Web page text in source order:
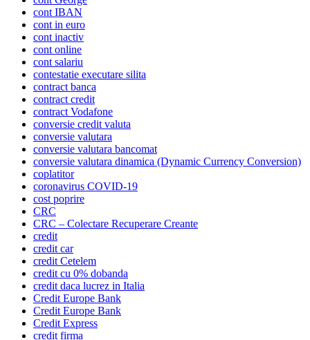
cont IBAN
cont in euro
cont inactiv
cont online
cont salariu
contestatie executare silita
contract banca
contract credit
contract Vodafone
conversie credit valuta
conversie valutara
conversie valutara bancomat
conversie valutara dinamica (Dynamic Currency Conversion)
coplatitor
coronavirus COVID-19
cost poprire
CRC
CRC – Colectare Recuperare Creante
credit
credit car
credit Cetelem
credit cu 0% dobanda
credit daca lucrez in Italia
Credit Europe Bank
Credit Europe Bank
Credit Express
credit firma